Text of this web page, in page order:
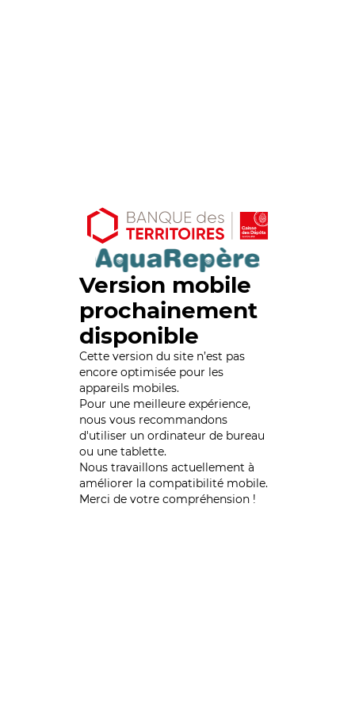
Version mobile
prochainement
disponible
Cette version du site n’est pas
encore optimisée pour les
appareils mobiles.
Pour une meilleure expérience,
nous vous recommandons
d'utiliser un ordinateur de bureau
ou une tablette.
Nous travaillons actuellement à
améliorer la compatibilité mobile.
Merci de votre compréhension !